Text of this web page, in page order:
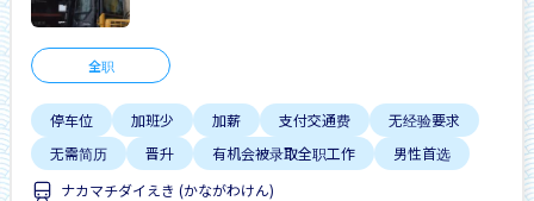
全职
停车位 加班少 加薪 支付交通费
无经验要求
无需简历
晋升 有机会被录取全职工作
男性首选
ナカマチダイえき (かながわけん)